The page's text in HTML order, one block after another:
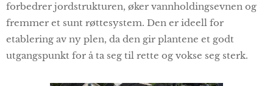
forbedrer jordstrukturen, øker vannholdingsevnen og
fremmer et sunt røttesystem. Den er ideell for
etablering av ny plen, da den gir plantene et godt
utgangspunkt for å ta seg til rette og vokse seg sterk.